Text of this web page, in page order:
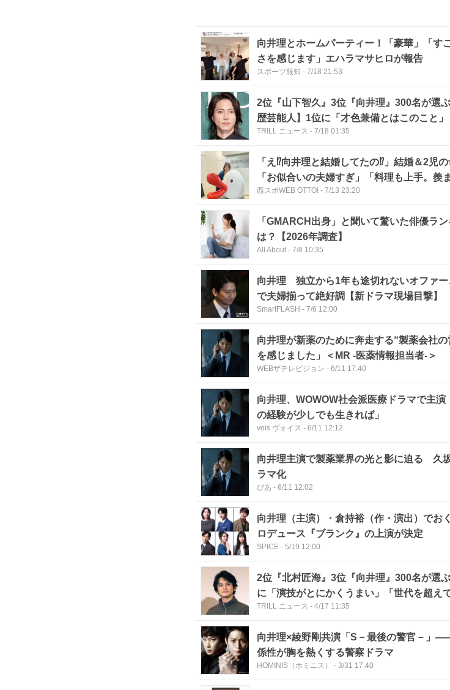
向井理とホームパーティー！「豪華」「す
さを感じます」エハラマサヒロが報告
スポーツ報知 - 7/18 21:53
2位『山下智久』3位『向井理』300名が選
歴芸能人】1位に「才色兼備とはこのこと」
TRILL ニュース - 7/18 01:35
「え⁉向井理と結婚してたの⁉」結婚＆2児
「お似合いの夫婦すぎ」「料理も上手。羨
西スポWEB OTTO! - 7/13 23:20
「GMARCH出身」と聞いて驚いた俳優ラ
は？【2026年調査】
All About - 7/8 10:35
向井理 独立から1年も途切れないオファ
で夫婦揃って絶好調【新ドラマ現場目撃】
SmartFLASH - 7/6 12:00
向井理が新薬のために奔走する“製薬会社
を感じました」＜MR -医薬情報担当者-＞
WEBザテレビジョン - 6/11 17:40
向井理、WOWOW社会派医療ドラマで主
の経験が少しでも生きれば」
vois ヴォイス - 6/11 12:12
向井理主演で製薬業界の光と影に迫る 久
ラマ化
ぴあ - 6/11 12:02
向井理（主演）・倉持裕（作・演出）でお
ロデュース『ブランク』の上演が決定
SPICE - 5/19 12:00
2位『北村匠海』3位『向井理』300名が選
に「演技がとにかくうまい」「世代を超え
TRILL ニュース - 4/17 11:35
向井理×綾野剛共演「S－最後の警官－」
係性が胸を熱くする警察ドラマ
HOMINIS（ホミニス） - 3/31 17:40